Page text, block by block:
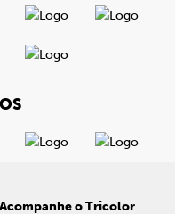
Acompanhe o Tricolor